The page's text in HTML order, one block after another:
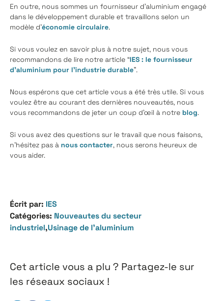
En outre, nous sommes un fournisseur d'aluminium engagé
dans le développement durable et travaillons selon un
modèle d'économie circulaire.
Si vous voulez en savoir plus à notre sujet, nous vous
recommandons de lire notre article “IES : le fournisseur
d’aluminium pour l’industrie durable”.
Nous espérons que cet article vous a été très utile. Si vous
voulez être au courant des dernières nouveautés, nous
vous recommandons de jeter un coup d'œil à notre blog.
Si vous avez des questions sur le travail que nous faisons,
n'hésitez pas à nous contacter, nous serons heureux de
vous aider.
Écrit par: IES
Catégories: Nouveautes du secteur
industriel,Usinage de l'aluminium
Cet article vous a plu ? Partagez-le sur
les réseaux sociaux !